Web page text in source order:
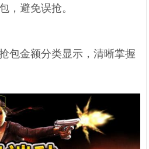
，避免误抢。
包金额分类显示，清晰掌握